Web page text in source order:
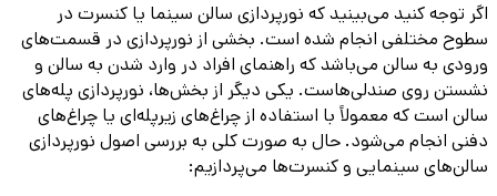
اگر توجه کنید می‌بینید که نورپردازی سالن سینما یا کنسرت در
سطوح مختلفی انجام شده است. بخشی از نورپردازی در قسمت‌های
ورودی به سالن می‌باشد که راهنمای افراد در وارد شدن به سالن و
نشستن روی صندلی‌هاست. یکی دیگر از بخش‌ها، نورپردازی پله‌های
سالن است که معمولاً با استفاده از چراغ‌های زیرپله‌ای یا چراغ‌های
دفنی انجام می‌شود. حال به صورت کلی به بررسی اصول نورپردازی
سالن‌های سینمایی و کنسرت‌ها می‌پردازیم: